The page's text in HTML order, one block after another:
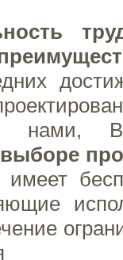
с
имеет